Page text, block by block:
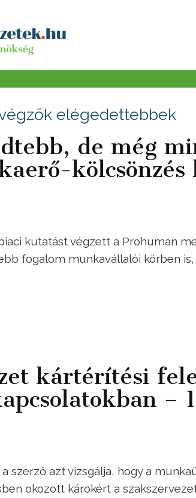
elégedettebbek
de még
kölcsönzés
kutatást végzett a Prohuman
fogalom munkavállalói körben
kártérítési
–
a szerző azt vizsgálja, hogy a
okozott károkért a